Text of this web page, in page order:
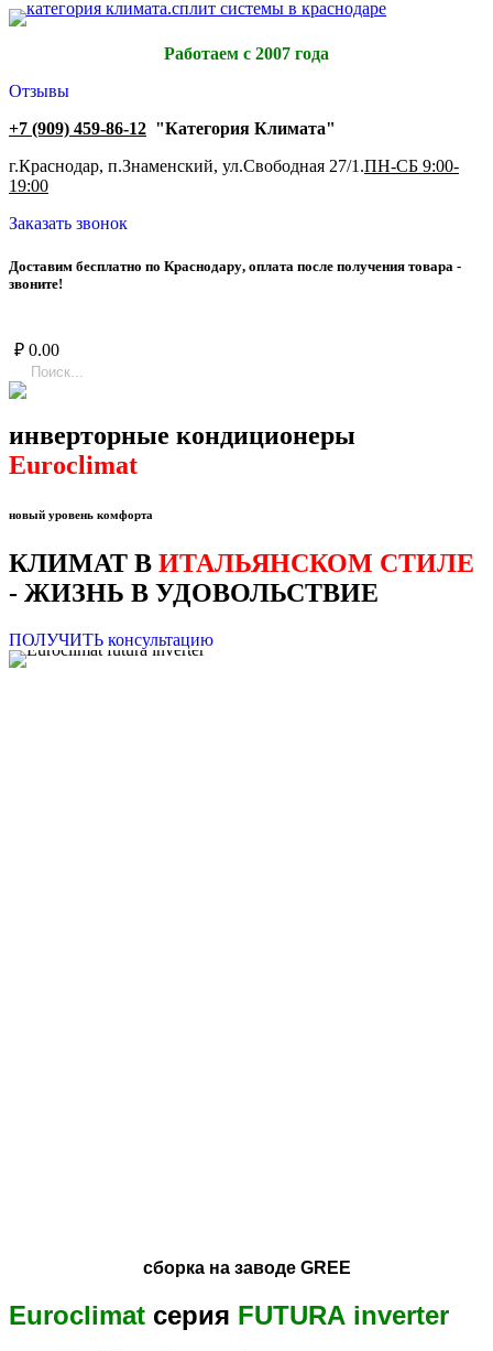
Работаем с 2007 года
Отзывы
+7 (909) 459-86-12 "Категория Климата"
г.Краснодар, п.Знаменский, ул.Свободная 27/1.ПН-СБ 9:00-
19:00
Заказать звонок
Доставим бесплатно по Краснодару, оплата после получения товара -
звоните!
₽ 0.00
инверторные кондиционеры
Euroclimat
новый уровень комфорта
КЛИМАТ В ИТАЛЬЯНСКОМ СТИЛЕ
- ЖИЗНЬ В УДОВОЛЬСТВИЕ
ПОЛУЧИТЬ консультацию
сборка на заводе GREE
Euroclimat серия FUTURA inverter